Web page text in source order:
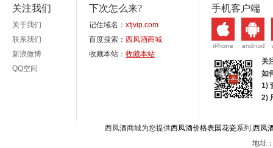
关注我们
关于我们
联系我们
新浪微博
QQ空间
下次怎么来?
记住域名： xfjvip.com
百度搜索： 西凤酒商城
收藏本站： 收藏本站
手机客户端
关
如
1)
2)
西凤酒商城为您提供西凤酒价格表国花瓷系列,西凤
地址